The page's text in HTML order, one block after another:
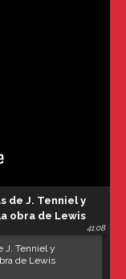
de J. Tenniel y
obra de Lewis
41:08
J. Tenniel y
de Lewis